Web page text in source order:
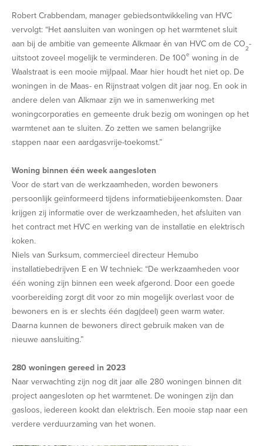
Robert Crabbendam, manager gebiedsontwikkeling van HVC
vervolgt: “Het aansluiten van woningen op het warmtenet sluit
aan bij de ambitie van gemeente Alkmaar èn van HVC om de CO2-
uitstoot zoveel mogelijk te verminderen. De 100e woning in de
Waalstraat is een mooie mijlpaal. Maar hier houdt het niet op. De
woningen in de Maas- en Rijnstraat volgen dit jaar nog. En ook in
andere delen van Alkmaar zijn we in samenwerking met
woningcorporaties en gemeente druk bezig om woningen op het
warmtenet aan te sluiten. Zo zetten we samen belangrijke
stappen naar een aardgasvrije-toekomst.”
Woning binnen één week aangesloten
Voor de start van de werkzaamheden, worden bewoners
persoonlijk geïnformeerd tijdens informatiebijeenkomsten. Daar
krijgen zij informatie over de werkzaamheden, het afsluiten van
het contract met HVC en werking van de installatie en elektrisch
koken.
Niels van Surksum, commercieel directeur Hemubo
installatiebedrijven E en W techniek: “De werkzaamheden voor
één woning zijn binnen een week afgerond. Door een goede
voorbereiding zorgt dit voor zo min mogelijk overlast voor de
bewoners en is er slechts één dag(deel) geen warm water.
Daarna kunnen de bewoners direct gebruik maken van de
nieuwe aansluiting.”
280 woningen gereed in 2023
Naar verwachting zijn nog dit jaar alle 280 woningen binnen dit
project aangesloten op het warmtenet. De woningen zijn dan
gasloos, iedereen kookt dan elektrisch. Een mooie stap naar een
verdere verduurzaming van het wonen.